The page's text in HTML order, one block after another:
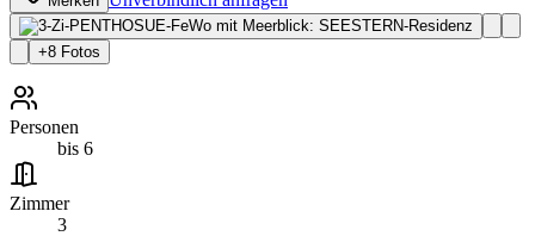
+8 Fotos
Personen
bis 6
Zimmer
3